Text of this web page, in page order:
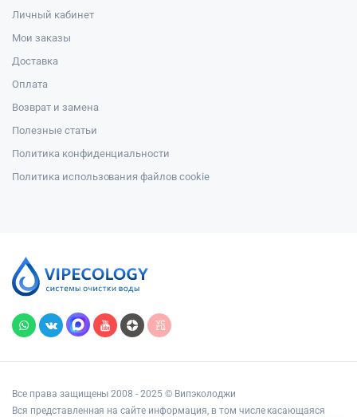
Личный кабинет
Мои заказы
Доставка
Оплата
Возврат и замена
Полезные статьи
Политика конфиденциальности
Политика использования файлов cookie
Все права защищены 2008 - 2025 © Випэколоджи
Вся представленная на сайте информация, в том числе касающаяся